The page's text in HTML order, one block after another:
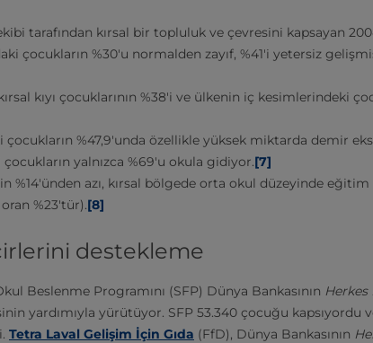
tarafından kırsal bir topluluk ve çevresini kapsayan
çocukların %30'u normalden zayıf, %41'i yetersiz
kıyı çocuklarının %38'i ve ülkenin iç kesimlerindeki
çocukların %47,9'unda özellikle yüksek miktarda demir
yalnızca %69'u okula gidiyor.[7]
%14'ünden azı, kırsal bölgede orta okul düzeyinde eğitim
%23'tür).[8]
destekleme
Beslenme Programını (SFP) Dünya Bankasının
yardımıyla yürütüyor. SFP 53.340 çocuğu kapsıyordu
Tetra Laval Gelişim İçin Gıda (FfD), Dünya Bankasının